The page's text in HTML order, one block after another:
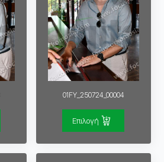
01FY_250724_00004
Επιλογή